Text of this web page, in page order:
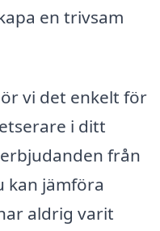
en trivsam
vi det enkelt för
i ditt
från
kan jämföra
aldrig varit